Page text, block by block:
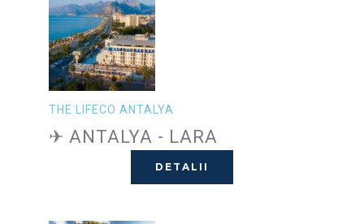
THE LIFECO ANTALYA
✈ ANTALYA - LARA
DETALII